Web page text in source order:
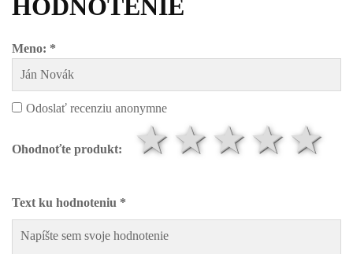
HODNOTENIE
Meno: *
Odoslať recenziu anonymne
Ohodnoťte produkt: 4
3
2
1
Text ku hodnoteniu *